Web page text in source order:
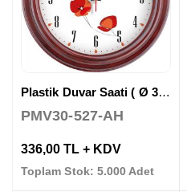
Plastik Duvar Saati ( Ø 32 cm )
PMV30-527-AH
336,00 TL + KDV
Toplam Stok: 5.000 Adet